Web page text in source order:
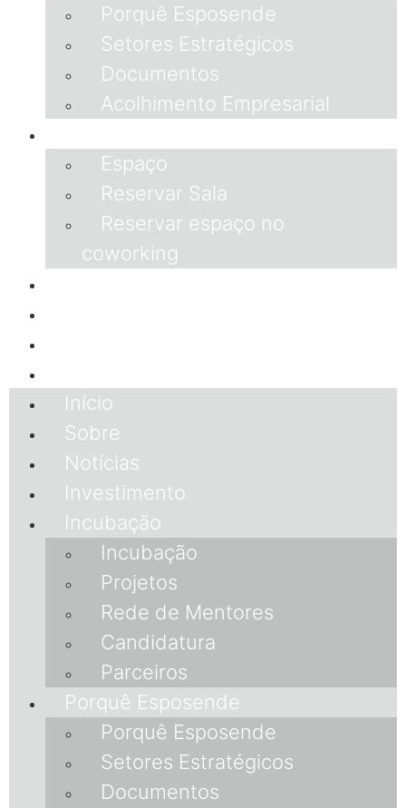
Porquê Esposende
Setores Estratégicos
Documentos
Acolhimento Empresarial
Espaço
Reservar Sala
Reservar espaço no
coworking
Início
Sobre
Notícias
Investimento
Incubação
Incubação
Projetos
Rede de Mentores
Candidatura
Parceiros
Porquê Esposende
Porquê Esposende
Setores Estratégicos
Documentos